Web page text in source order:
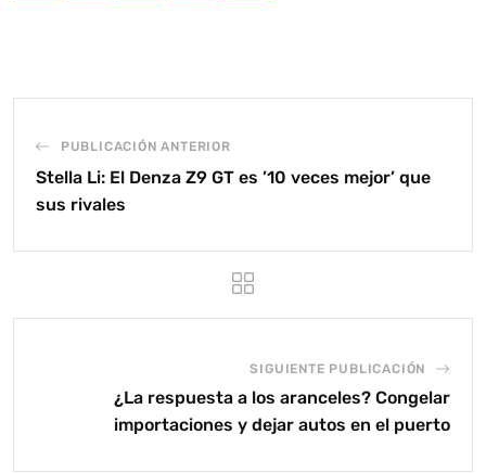
PUBLICACIÓN ANTERIOR
Stella Li: El Denza Z9 GT es ’10 veces mejor’ que
sus rivales
SIGUIENTE PUBLICACIÓN
¿La respuesta a los aranceles? Congelar
importaciones y dejar autos en el puerto